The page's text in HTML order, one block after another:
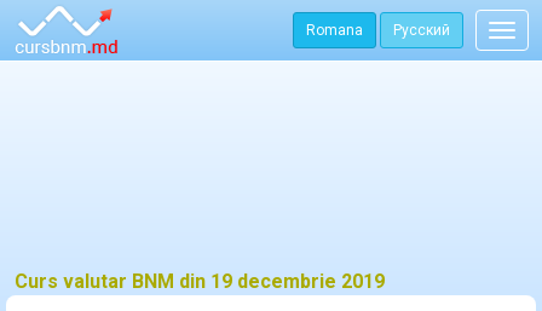
Romana Русский
Curs valutar BNM din 19 decembrie 2019